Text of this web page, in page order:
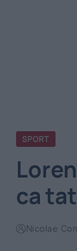
SPORT
ca
Nicolae